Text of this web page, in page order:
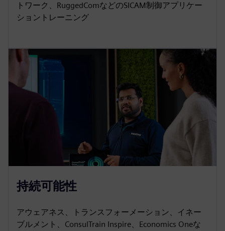
トワーク、RuggedComなどのSICAM制御アプリケー
ショントレーニング
持続可能性
アウェアネス、トランスフォーメーション、イネー
ブルメント、ConsulTrain Inspire、Economics Oneな